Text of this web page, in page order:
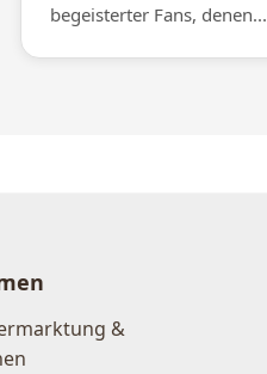
begeisterter Fans, denen...
&